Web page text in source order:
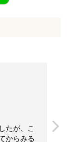
たが、こ
からみる